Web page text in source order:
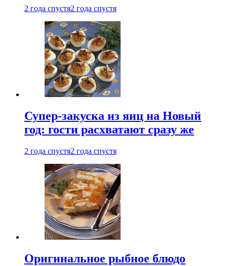
2 года спустя2 года спустя
Супер-закуска из яиц на Новый
год: гости расхватают сразу же
2 года спустя2 года спустя
Оригинальное рыбное блюдо